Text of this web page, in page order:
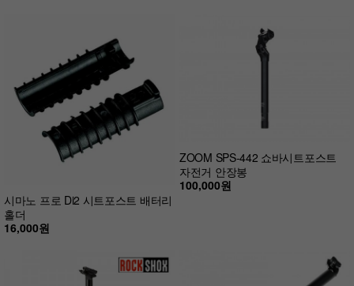
시마노 프로 Di2 시트포스트 배터리
홀더
16,000원
ZOOM SPS-442 쇼바시트포스트
자전거 안장봉
100,000원